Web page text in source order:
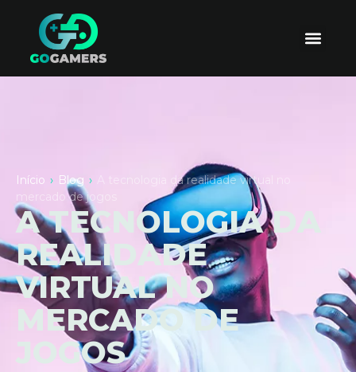
Início › Blog ›
A tecnologia da realidade virtual no
mercado de jogos
A TECNOLOGIA DA
REALIDADE
VIRTUAL NO
MERCADO DE
JOGOS